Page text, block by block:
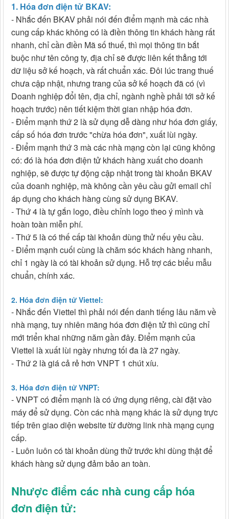
1. Hóa đơn điện tử BKAV:
- Nhắc đến BKAV phải nói đến điểm mạnh mà các nhà
cung cấp khác không có là điền thông tin khách hàng rất
nhanh, chỉ cần điền Mã số thuế, thì mọi thông tin bắt
buộc như tên công ty, địa chỉ sẽ được liên kết thẳng tới
dữ liệu sở kế hoạch, và rất chuẩn xác. Đôi lúc trang thuế
chưa cập nhật, nhưng trang của sở kế hoạch đã có (vì
Doanh nghiệp đổi tên, địa chỉ, ngành nghề phải tới sở kế
hoạch trước) nên tiết kiệm thời gian nhập hóa đơn.
- Điểm mạnh thứ 2 là sử dụng dễ dàng như hóa đơn giấy,
cấp số hóa đơn trước "chừa hóa đơn", xuất lùi ngày.
- Điểm mạnh thứ 3 mà các nhà mạng còn lại cũng không
có: đó là hóa đơn điện tử khách hàng xuất cho doanh
nghiệp, sẽ được tự động cập nhật trong tài khoản BKAV
của doanh nghiệp, mà không cần yêu cầu gửi email chỉ
áp dụng cho khách hàng cùng sử dụng BKAV.
- Thứ 4 là tự gắn logo, điều chỉnh logo theo ý mình và
hoàn toàn miễn phí.
- Thứ 5 là có thế cấp tài khoản dùng thử nếu yêu cầu.
- Điểm mạnh cuối cùng là chăm sóc khách hàng nhanh,
chỉ 1 ngày là có tài khoản sử dụng. Hỗ trợ các biểu mẫu
chuẩn, chính xác.
2. Hóa đơn điện tử Viettel:
- Nhắc đến Viettel thì phải nói đến danh tiếng lâu năm về
nhà mạng, tuy nhiên mãng hóa đơn điện tử thì cũng chỉ
mới triển khai những năm gần đây. Điểm mạnh của
Viettel là xuất lùi ngày nhưng tối đa là 27 ngày.
- Thứ 2 là giá cả rẻ hơn VNPT 1 chút xíu.
3. Hóa đơn điện tử VNPT:
- VNPT có điểm mạnh là có ứng dụng riêng, cài đặt vào
máy để sử dụng. Còn các nhà mạng khác là sử dụng trực
tiếp trên giao diện website từ đường link nhà mạng cụng
cấp.
- Luôn luôn có tài khoản dùng thử trước khi dùng thật để
khách hàng sử dụng đảm bảo an toàn.
Nhược điểm các nhà cung cấp hóa
đơn điện tử: